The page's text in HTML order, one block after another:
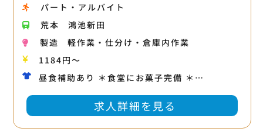
パート・アルバイト
荒本
鴻池新田
製造
軽作業・仕分け・倉庫内作業
1184円～
昼食補助あり ＊食堂にお菓子完備 ＊…
求人詳細を見る